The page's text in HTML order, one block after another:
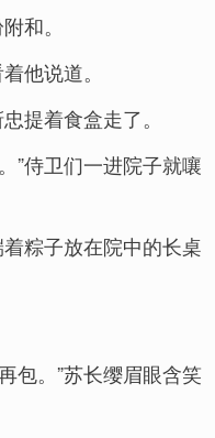
和。
他说道。
提着食盒走了。
”侍卫们一进院子就嚷
粽子放在院中的长桌
包。”苏长缨眉眼含笑